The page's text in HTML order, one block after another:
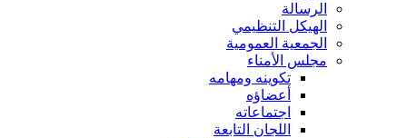
الرسالة
الهيكل التنظيمي
الجمعية العمومية
مجلس الأمناء
تكوينه ومهامه
أعضاؤه
اجتماعاته
اللجان التابعة